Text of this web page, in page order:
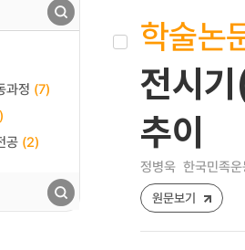
과정 (7)
공 (2)
학술논
전시
추이
정병욱 한국민족
원문보기